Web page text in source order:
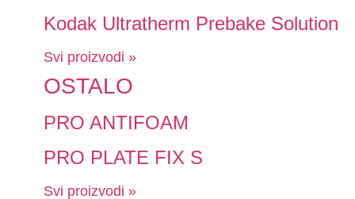
Kodak Ultratherm Prebake Solution
Svi proizvodi »
OSTALO
PRO ANTIFOAM
PRO PLATE FIX S
Svi proizvodi »